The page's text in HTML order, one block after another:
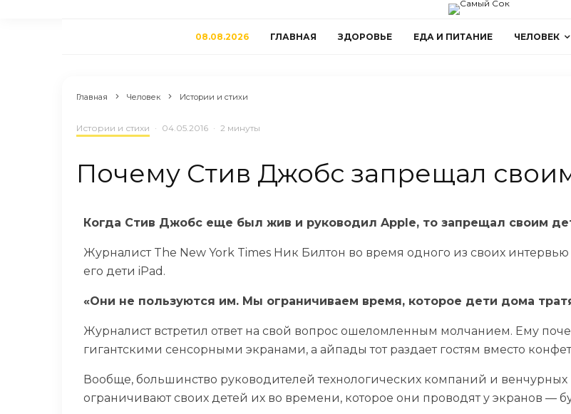
08.08.2026 ГЛАВНАЯ ЗДОРОВЬЕ ЕДА И ПИТАНИЕ ЧЕЛОВЕК
Главная Человек Истории и стихи
Истории и стихи · 04.05.2016 · 2 минуты
Почему Стив Джобс запрещал
Когда Стив Джобс еще был жив и руководил Apple, то запрещал своим
Журналист The New York Times Ник Билтон во время одного из своих
его дети iPad.
«Они не пользуются им. Мы ограничиваем время, которое дети дома
Журналист встретил ответ на свой вопрос ошеломленным молчанием. Ему
гигантскими сенсорными экранами, а айпады тот раздает гостям вместо
Вообще, большинство руководителей технологических компаний и
ограничивают своих детей их во времени, которое они проводят у экранов —